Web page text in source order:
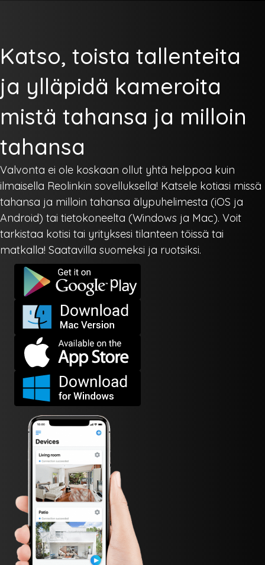
Katso, toista tallenteita
ja ylläpidä kameroita
mistä tahansa ja milloin
tahansa
Valvonta ei ole koskaan ollut yhtä helppoa kuin
ilmaisella Reolinkin sovelluksella! Katsele kotiasi missä
tahansa ja milloin tahansa älypuhelimesta (iOS ja
Android) tai tietokoneelta (Windows ja Mac). Voit
tarkistaa kotisi tai yrityksesi tilanteen töissä tai
matkalla! Saatavilla suomeksi ja ruotsiksi.